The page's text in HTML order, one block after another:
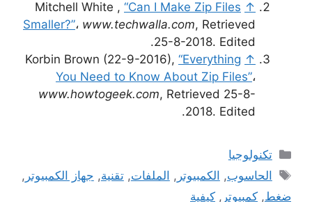
↑
Mitchell White , “Can I Make Zip Files
Smaller?”، www.techwalla.com, Retrieved
25-8-2018. Edited.
↑
Korbin Brown (22-9-2016), “Everything
You Need to Know About Zip Files”،
www.howtogeek.com, Retrieved 25-8-
2018. Edited.
التصنيفات
تكنولوجيا
الوسوم
الحاسوب, الكمبيوتر , الملفات,تقنية, جهاز الكمبيوتر ,
ضغط, كمبيوتر , كيفية